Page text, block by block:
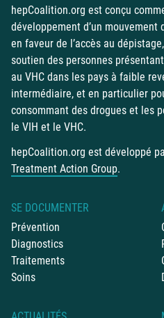
hepCoalition.org est conçu
développement d’un
en faveur de l’accès au
soutien des personnes
au VHC dans les pays à faible
intermédiaire, et en particulier
consommant des drogues et les
le VIH et le VHC.
hepCoalition.org est développé
Treatment Action Group.
SE DOCUMENTER
Prévention
Diagnostics
Traitements
Soins